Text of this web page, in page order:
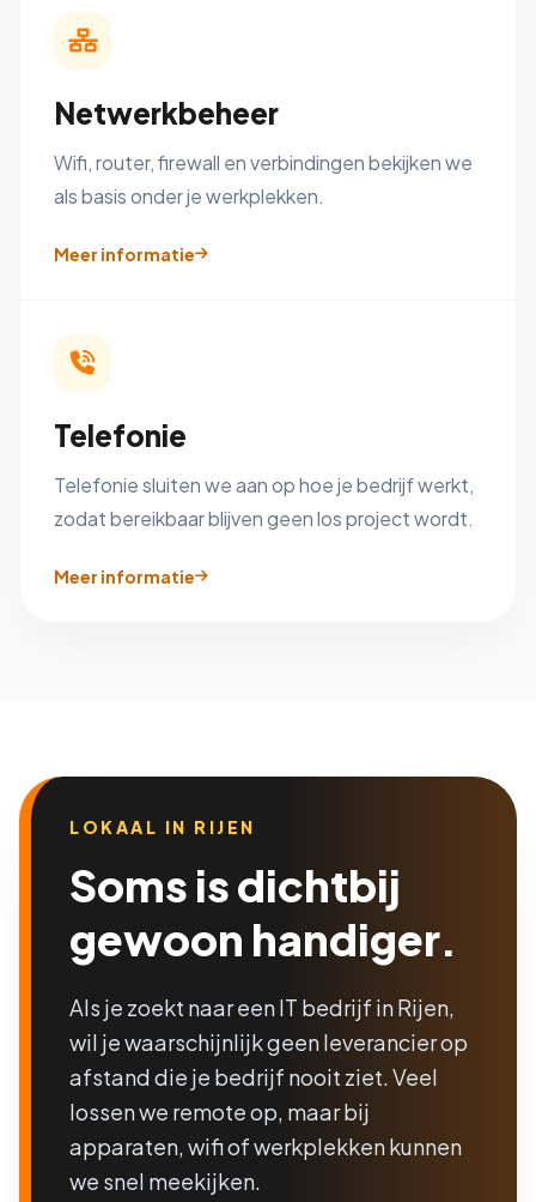
Netwerkbeheer
Wifi, router, firewall en verbindingen bekijken we
als basis onder je werkplekken.
Meer informatie
Telefonie
Telefonie sluiten we aan op hoe je bedrijf werkt,
zodat bereikbaar blijven geen los project wordt.
Meer informatie
LOKAAL IN RIJEN
Soms is dichtbij
gewoon handiger.
Als je zoekt naar een IT bedrijf in Rijen,
wil je waarschijnlijk geen leverancier op
afstand die je bedrijf nooit ziet. Veel
lossen we remote op, maar bij
apparaten, wifi of werkplekken kunnen
we snel meekijken.